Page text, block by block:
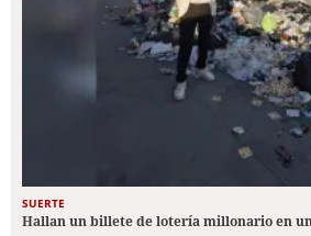
SUERTE
Hallan un billete de lotería millonario en